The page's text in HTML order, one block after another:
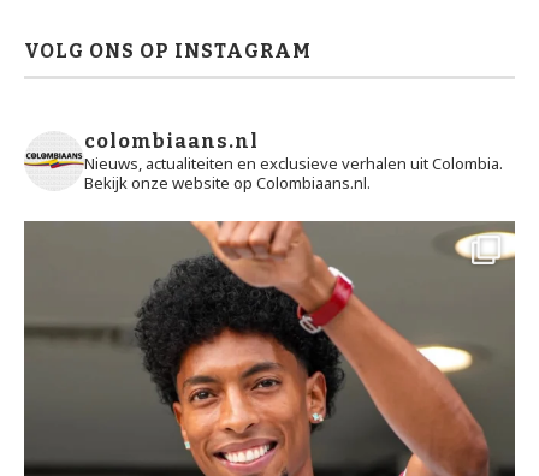
VOLG ONS OP INSTAGRAM
colombiaans.nl
Nieuws, actualiteiten en exclusieve verhalen uit Colombia.
Bekijk onze website op Colombiaans.nl.